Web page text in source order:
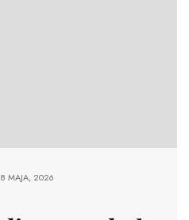
8 MAJA, 2026